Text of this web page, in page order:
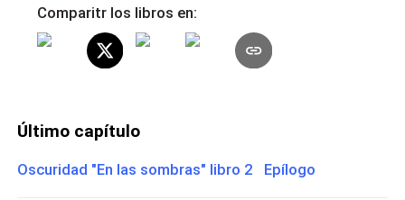
Comparitr los libros en:
Último capítulo
Oscuridad "En las sombras" libro 2 Epílogo